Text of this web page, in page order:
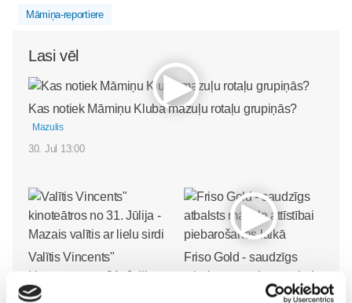
Māmiņa-reportiere
Lasi vēl
Kas notiek Māmiņu Kluba mazuļu rotaļu grupiņās?
Mazulis
30. Jul 13:00
Valītis Vincents"
kinoteātros no 31. Jūlija -
Mazais valītis ar lielu sirdi
Friso Gold - saudzīgs
atbalsts mazuļa attīstībai
piebarošanas laikā